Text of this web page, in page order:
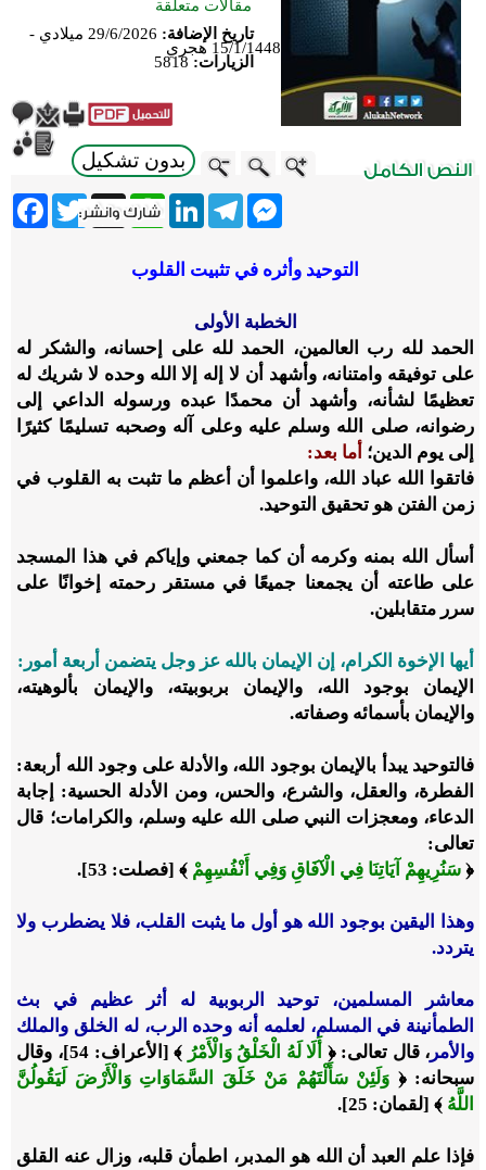
مقالات متعلقة
تاريخ الإضافة:
29/6/2026 ميلادي -
15/1/1448 هجري
الزيارات: 5818
بدون تشكيل
Twitter X
WhatsApp
LinkedInTelegram
Messenger
التوحيد وأثره في تثبيت القلوب
الخطبة الأولى
الحمد لله رب العالمين، الحمد لله على إحسانه، والشكر له
على توفيقه وامتنانه، وأشهد أن لا إله إلا الله وحده لا شريك له
تعظيمًا لشأنه، وأشهد أن محمدًا عبده ورسوله الداعي إلى
رضوانه، صلى الله وسلم عليه وعلى آله وصحبه تسليمًا كثيرًا
إلى يوم الدين؛ أما بعد:
فاتقوا الله عباد الله، واعلموا أن أعظم ما تثبت به القلوب في
زمن الفتن هو تحقيق التوحيد.
أسأل الله بمنه وكرمه أن كما جمعني وإياكم في هذا المسجد
على طاعته أن يجمعنا جميعًا في مستقر رحمته إخوانًا على
سرر متقابلين.
أيها الإخوة الكرام، إن الإيمان بالله عز وجل يتضمن أربعة أمور:
الإيمان بوجود الله، والإيمان بربوبيته، والإيمان بألوهيته،
والإيمان بأسمائه وصفاته.
فالتوحيد يبدأ بالإيمان بوجود الله، والأدلة على وجود الله أربعة:
الفطرة، والعقل، والشرع، والحس، ومن الأدلة الحسية: إجابة
الدعاء، ومعجزات النبي صلى الله عليه وسلم، والكرامات؛ قال
تعالى:
﴿ سَنُرِيهِمْ آيَاتِنَا فِي الْآفَاقِ وَفِي أَنْفُسِهِمْ ﴾ [فصلت: 53].
وهذا اليقين بوجود الله هو أول ما يثبت القلب، فلا يضطرب ولا
يتردد.
معاشر المسلمين، توحيد الربوبية له أثر عظيم في بث
الطمأنينة في المسلم، لعلمه أنه وحده الرب، له الخلق والملك
والأمر ، قال تعالى: ﴿ أَلَا لَهُ الْخَلْقُ وَالْأَمْرُ
﴾ [الأعراف: 54]، وقال
سبحانه: ﴿ وَلَئِنْ سَأَلْتَهُمْ مَنْ خَلَقَ السَّمَاوَاتِ وَالْأَرْضَ لَيَقُولُنَّ
اللَّهُ ﴾ [لقمان: 25].
فإذا علم العبد أن الله هو المدبر، اطمأن قلبه، وزال عنه القلق